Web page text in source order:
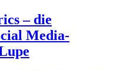
– die
Media-